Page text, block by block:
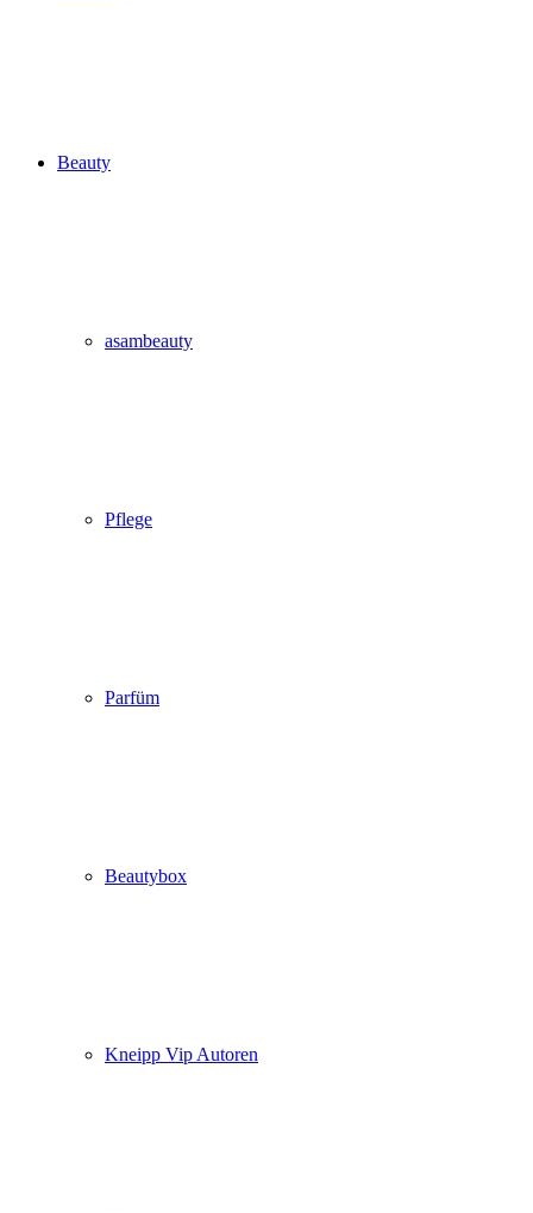
Beauty
asambeauty
Pflege
Parfüm
Beautybox
Kneipp Vip Autoren